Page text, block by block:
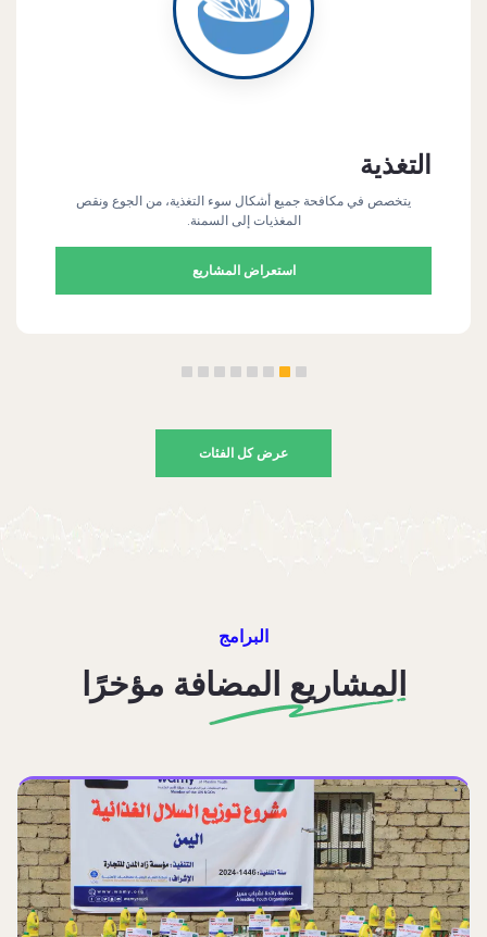
التغذية
يتخصص في مكافحة جميع أشكال سوء التغذية، من الجوع ونقص
المغذيات إلى السمنة.
استعراض المشاريع
عرض كل الفئات
البرامج
المشاريع المضافة مؤخرًا